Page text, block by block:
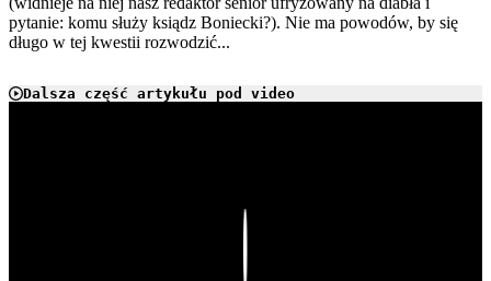
pytanie: komu służy ksiądz Boniecki?). Nie ma powodów, by się
długo w tej kwestii rozwodzić...
Dalsza część artykułu pod video